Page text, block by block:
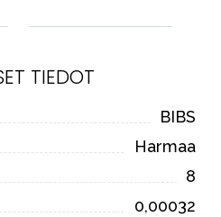
TIEDOT
BIBS
Harmaa
8
0,00032